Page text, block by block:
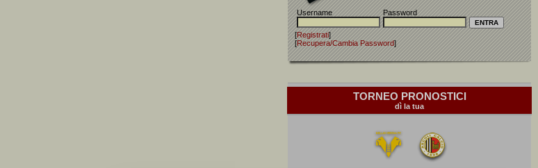
Username Password
[Registrati]
[Recupera/Cambia Password]
TORNEO PRONOSTICI
dì la tua